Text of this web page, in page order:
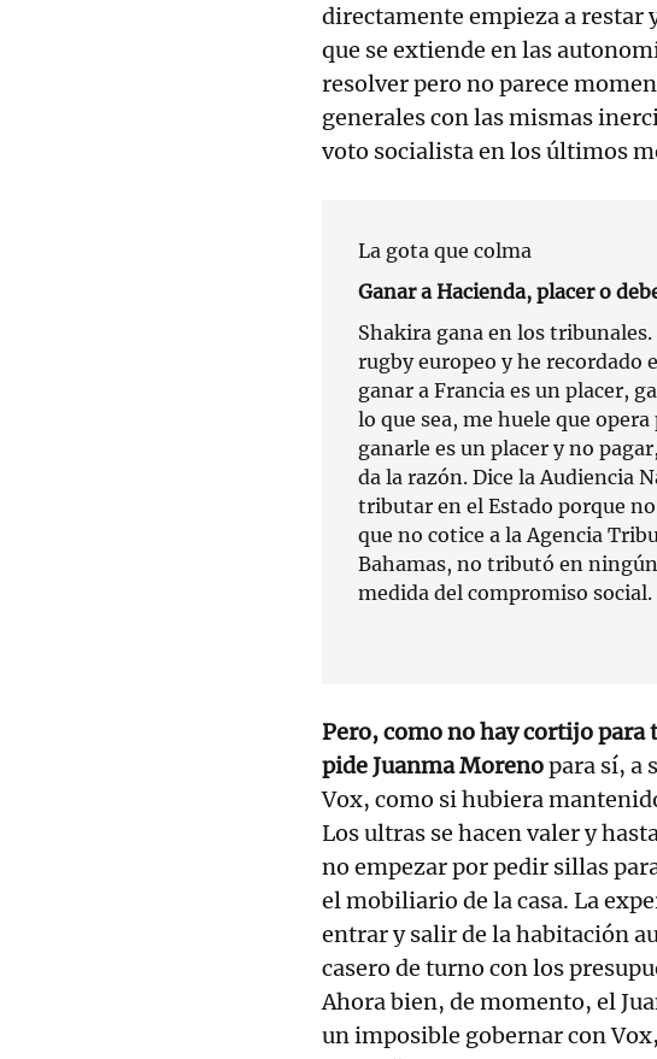
directamente empieza a restar
que se extiende en las
resolver pero no parece
generales con las mismas
voto socialista en los últimos
La gota que colma
Ganar a Hacienda, placer o
Shakira gana en los
rugby europeo y he recordado
ganar a Francia es un placer,
lo que sea, me huele que
ganarle es un placer y no
da la razón. Dice la Audiencia
tributar en el Estado porque
que no cotice a la Agencia
Bahamas, no tributó en
medida del compromiso social.
Pero, como no hay cortijo para
pide Juanma Morenopara sí, a
Vox, como si hubiera
Los ultras se hacen valer y
no empezar por pedir sillas
el mobiliario de la casa. La
entrar y salir de la habitación
casero de turno con los
Ahora bien, de momento, el
un imposible gobernar con